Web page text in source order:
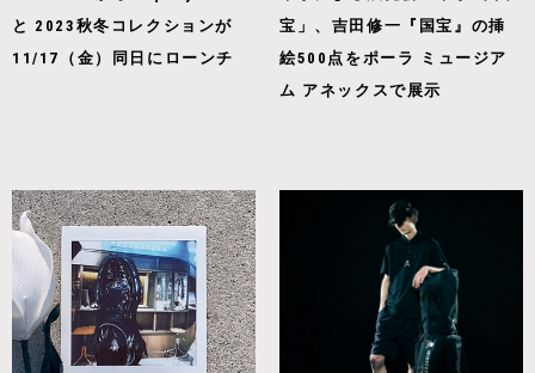
と 2023秋冬コレクションが
11/17（金）同日にローンチ
宝」、吉田修一『国宝』の挿
絵500点をポーラ ミュージア
ム アネックスで展示